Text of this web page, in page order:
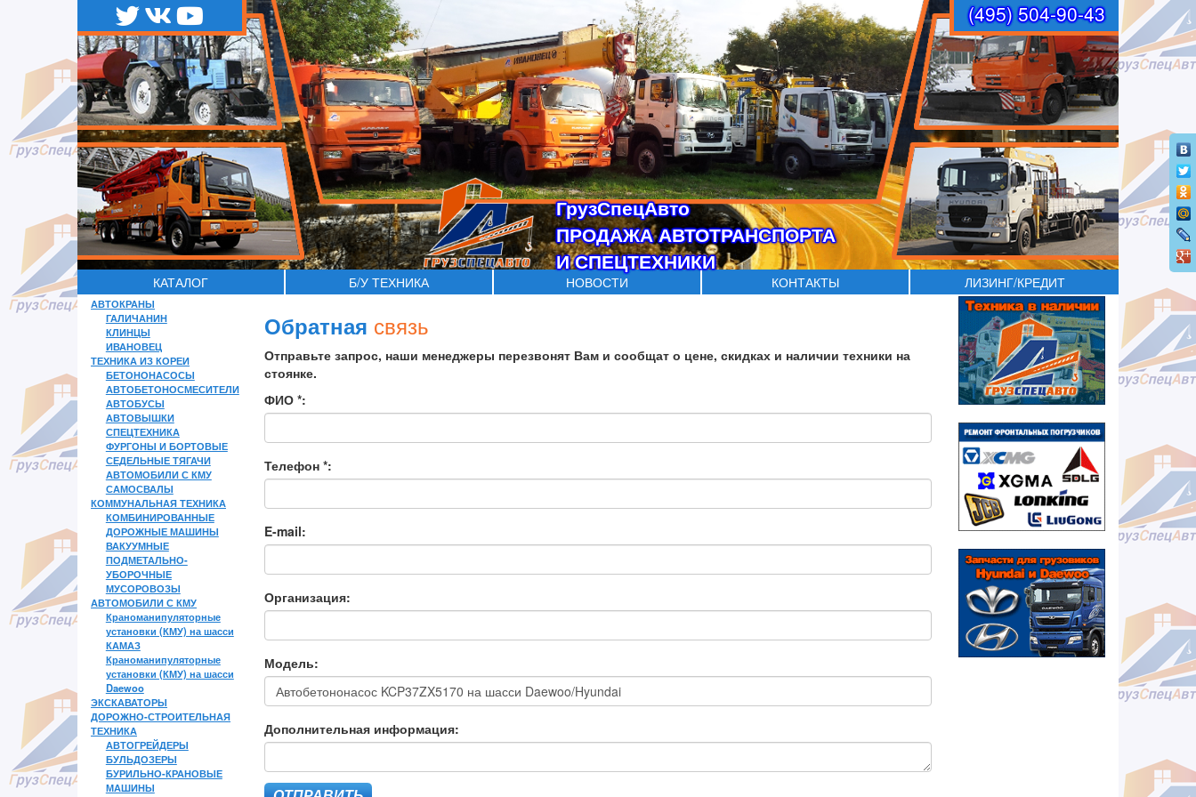
ГрузСпецАвто
ПРОДАЖА АВТОТРАНСПОРТА
И СПЕЦТЕХНИКИ
(495) 504-90-43
КАТАЛОГ Б/У ТЕХНИКА НОВОСТИ КОНТАКТЫ ЛИЗИНГ/КРЕДИТ
АВТОКРАНЫ
ГАЛИЧАНИН
КЛИНЦЫ
ИВАНОВЕЦ
ТЕХНИКА ИЗ КОРЕИ
БЕТОНОНАСОСЫ
АВТОБЕТОНОСМЕСИТЕЛИ
АВТОБУСЫ
АВТОВЫШКИ
СПЕЦТЕХНИКА
ФУРГОНЫ И БОРТОВЫЕ
СЕДЕЛЬНЫЕ ТЯГАЧИ
АВТОМОБИЛИ С КМУ
САМОСВАЛЫ
КОММУНАЛЬНАЯ ТЕХНИКА
КОМБИНИРОВАННЫЕ
ДОРОЖНЫЕ МАШИНЫ
ВАКУУМНЫЕ
ПОДМЕТАЛЬНО-
УБОРОЧНЫЕ
МУСОРОВОЗЫ
АВТОМОБИЛИ С КМУ
Краноманипуляторные
установки (КМУ) на шасси
КАМАЗ
Краноманипуляторные
установки (КМУ) на шасси
Daewoo
ЭКСКАВАТОРЫ
ДОРОЖНО-СТРОИТЕЛЬНАЯ
ТЕХНИКА
АВТОГРЕЙДЕРЫ
БУЛЬДОЗЕРЫ
БУРИЛЬНО-КРАНОВЫЕ
МАШИНЫ
Обратная связь
Отправьте запрос, наши менеджеры перезвонят Вам и сообщат о цене, скидках и наличии техники на
стоянке.
ФИО *:
Телефон *:
E-mail:
Организация:
Модель:
Дополнительная информация: